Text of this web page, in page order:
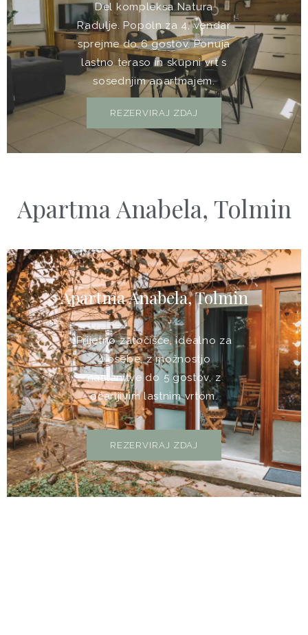
Del kompleksa Natura
Radulje. Popoln za 4, vendar
sprejme do 6 gostov. Ponuja
lastno teraso in skupni vrt s
sosednjim apartmajem.
REZERVIRAJ ZDAJ
Apartma Anabela, Tolmin
Apartma Anabela, Tolmin
Prijetno zatočišče, idealno za
4 osebe, z možnostjo
nastanitve do 5 gostov, z
očarljivim lastnim vrtom.
REZERVIRAJ ZDAJ